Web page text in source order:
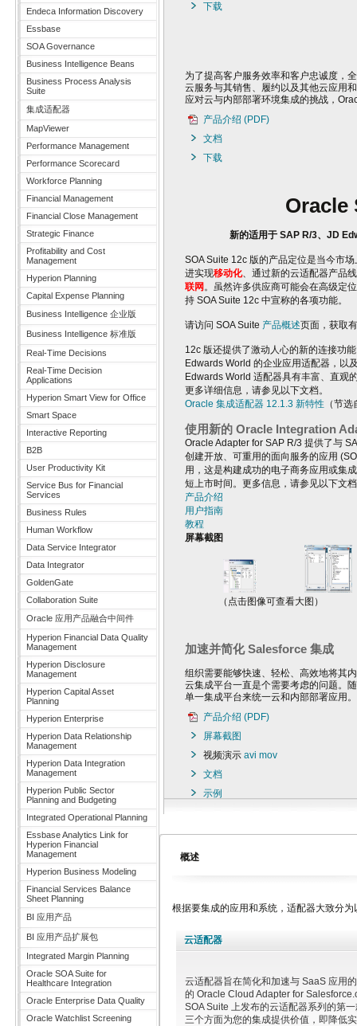
Endeca Information Discovery
Essbase
SOA Governance
Business Intelligence Beans
Business Process Analysis
Suite
集成适配器
MapViewer
Performance Management
Performance Scorecard
Workforce Planning
Financial Management
Financial Close Management
Strategic Finance
Profitability and Cost
Management
Hyperion Planning
Capital Expense Planning
Business Intelligence 企业版
Business Intelligence 标准版
Real-Time Decisions
Real-Time Decision
Applications
Hyperion Smart View for Office
Smart Space
Interactive Reporting
B2B
User Productivity Kit
Service Bus for Financial
Services
Business Rules
Human Workflow
Data Service Integrator
Data Integrator
GoldenGate
Collaboration Suite
Oracle 应用产品融合中间件
Hyperion Financial Data Quality
Management
Hyperion Disclosure
Management
Hyperion Capital Asset
Planning
Hyperion Enterprise
Hyperion Data Relationship
Management
Hyperion Data Integration
Management
Hyperion Public Sector
Planning and Budgeting
Integrated Operational Planning
Essbase Analytics Link for
Hyperion Financial
Management
Hyperion Business Modeling
Financial Services Balance
Sheet Planning
BI 应用产品
BI 应用产品扩展包
Integrated Margin Planning
Oracle SOA Suite for
Healthcare Integration
Oracle Enterprise Data Quality
Oracle Watchlist Screening
下载
为了提高客户服务效率和客户忠诚度，
云服务与其销售、履约以及其他云应用
应对云与内部部署环境集成的挑战，
产品介绍 (PDF)
文档
下载
Oracle
新的适用于 SAP R/3、JD
SOA Suite 12c 版的产品定位是当今市
进实现移动化、通过新的云适配器产品
联网 。虽然许多供应商可能会在高级定
持 SOA Suite 12c 中宣称的各项功能。
请访问 SOA Suite 产品概述页面，获取
12c 版还提供了激动人心的新的连接功
Edwards World 的企业应用适配器，以
Edwards World 适配器具有丰富、直观
更多详细信息，请参见以下文档。
Oracle 集成适配器 12.1.3 新特性 （节
使用新的 Oracle Integration
Oracle Adapter for SAP R/3 提供了与
创建开放、可重用的面向服务的应用
用，这是构建成功的电子商务应用或集
短上市时间。更多信息，请参见以下文
产品介绍
用户指南
教程
屏幕截图
（点击图像可查看大图）
加速并简化 Salesforce 集成
组织需要能够快速、轻松、高效地将其
云集成平台一直是个需要考虑的问题。
单一集成平台来统一云和内部部署应用。
产品介绍 (PDF)
屏幕截图
视频演示 avi mov
文档
示例
概述
根据要集成的应用和系统，适配器大致分为
云适配器
云适配器旨在简化和加速与 SaaS 应用
的 Oracle Cloud Adapter for
SOA Suite 上发布的云适配器系列的第
三个方面为您的集成提供价值，即降低